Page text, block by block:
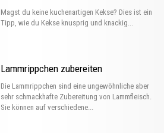
Magst du keine kuchenartigen Kekse? Dies ist ein
Tipp, wie du Kekse knusprig und knackig...
Lammrippchen zubereiten
Die Lammrippchen sind eine ungewöhnliche aber
sehr schmackhafte Zubereitung von Lammfleisch.
Sie können auf verschiedene...